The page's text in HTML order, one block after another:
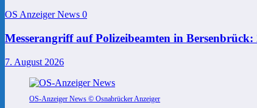
OS Anzeiger News 0
Messerangriff auf Polizeibeamten in
7. August 2026
OS-Anzeiger News © Osnabrücker Anzeiger